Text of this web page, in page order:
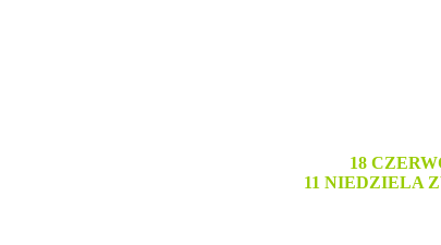
18
11 NIEDZIELA